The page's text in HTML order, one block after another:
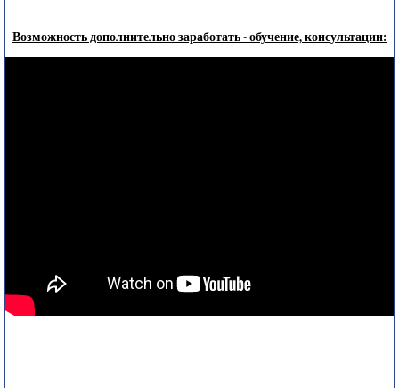
Возможность дополнительно заработать - обучение, консультации: